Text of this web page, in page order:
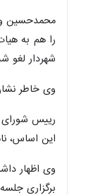
محمدحسین
شهردار لغو
وی خاطر
رییس شورای
این اساس،
وی اظهار
برگزاری